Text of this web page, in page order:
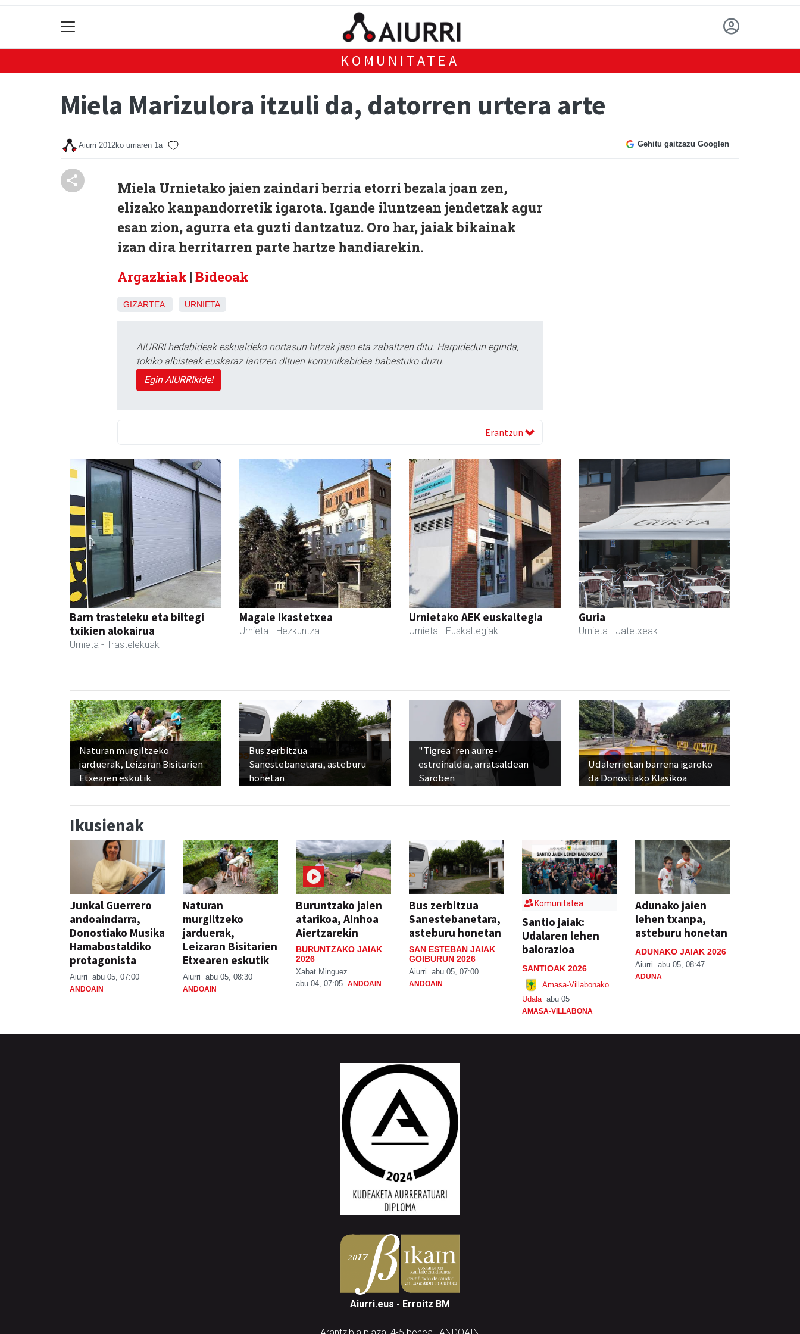
KOMUNITATEA
Miela Marizulora itzuli da, datorren urtera arte
Aiurri 2012ko urriaren 1a Gehitu gaitzazu Googlen
Miela Urnietako jaien zaindari berria etorri bezala joan zen,
elizako kanpandorretik igarota. Igande iluntzean jendetzak agur
esan zion, agurra eta guzti dantzatuz. Oro har, jaiak bikainak
izan dira herritarren parte hartze handiarekin.
Argazkiak | Bideoak
GIZARTEA URNIETA
AIURRI hedabideak eskualdeko nortasun hitzak jaso eta zabaltzen ditu. Harpidedun eginda,
tokiko albisteak euskaraz lantzen dituen komunikabidea babestuko duzu.
Egin AIURRIkide!
Erantzun
Barn trasteleku eta biltegi
txikien alokairua
Urnieta - Trastelekuak
Magale Ikastetxea
Urnieta - Hezkuntza
Urnietako AEK euskaltegia
Urnieta - Euskaltegiak
Guria
Urnieta - Jatetxeak
Naturan murgiltzeko
jarduerak, Leizaran Bisitarien
Etxearen eskutik
Bus zerbitzua
Sanestebanetara, asteburu
honetan
"Tigrea"ren aurre-
estreinaldia, arratsaldean
Saroben
Udalerrietan barrena igaroko
da Donostiako Klasikoa
Ikusienak
Junkal Guerrero
andoaindarra,
Donostiako Musika
Hamabostaldiko
protagonista
Aiurri abu 05, 07:00
ANDOAIN
Naturan
murgiltzeko
jarduerak,
Leizaran Bisitarien
Etxearen eskutik
Aiurri abu 05, 08:30
ANDOAIN
Buruntzako jaien
atarikoa, Ainhoa
Aiertzarekin
BURUNTZAKO JAIAK
2026
Xabat Minguez
abu 04, 07:05 ANDOAIN
Bus zerbitzua
Sanestebanetara,
asteburu honetan
SAN ESTEBAN JAIAK
GOIBURUN 2026
Aiurri abu 05, 07:00
ANDOAIN
Komunitatea
Santio jaiak:
Udalaren lehen
balorazioa
SANTIOAK 2026
Amasa-Villabonako
Udala abu 05
AMASA-VILLABONA
Adunako jaien
lehen txanpa,
asteburu honetan
ADUNAKO JAIAK 2026
Aiurri abu 05, 08:47
ADUNA
Aiurri.eus - Erroitz BM